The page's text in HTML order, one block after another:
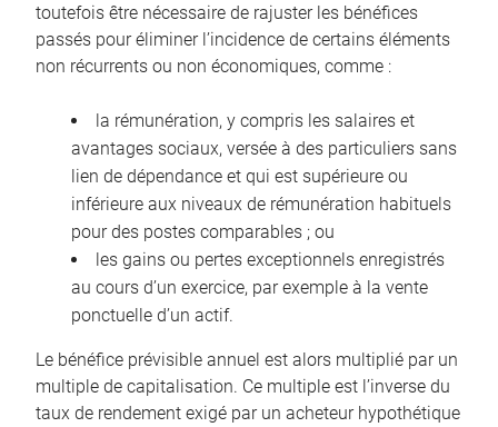
toutefois être nécessaire de rajuster les bénéfices
passés pour éliminer l’incidence de certains éléments
non récurrents ou non économiques, comme :
la rémunération, y compris les salaires et
avantages sociaux, versée à des particuliers sans
lien de dépendance et qui est supérieure ou
inférieure aux niveaux de rémunération habituels
pour des postes comparables ; ou
les gains ou pertes exceptionnels enregistrés
au cours d’un exercice, par exemple à la vente
ponctuelle d’un actif.
Le bénéfice prévisible annuel est alors multiplié par un
multiple de capitalisation. Ce multiple est l’inverse du
taux de rendement exigé par un acheteur hypothétique